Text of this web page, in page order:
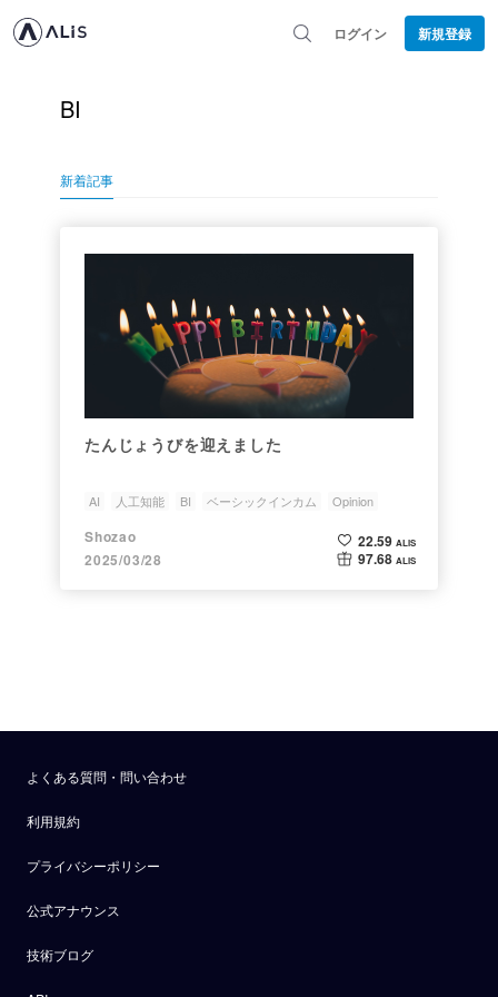
ログイン 新規登録
BI
新着記事
たんじょうびを迎えました
AI 人工知能 BI ベーシックインカム Opinion
Shozao
2025/03/28
22.59 ALIS
97.68 ALIS
よくある質問・問い合わせ
利用規約
プライバシーポリシー
公式アナウンス
技術ブログ